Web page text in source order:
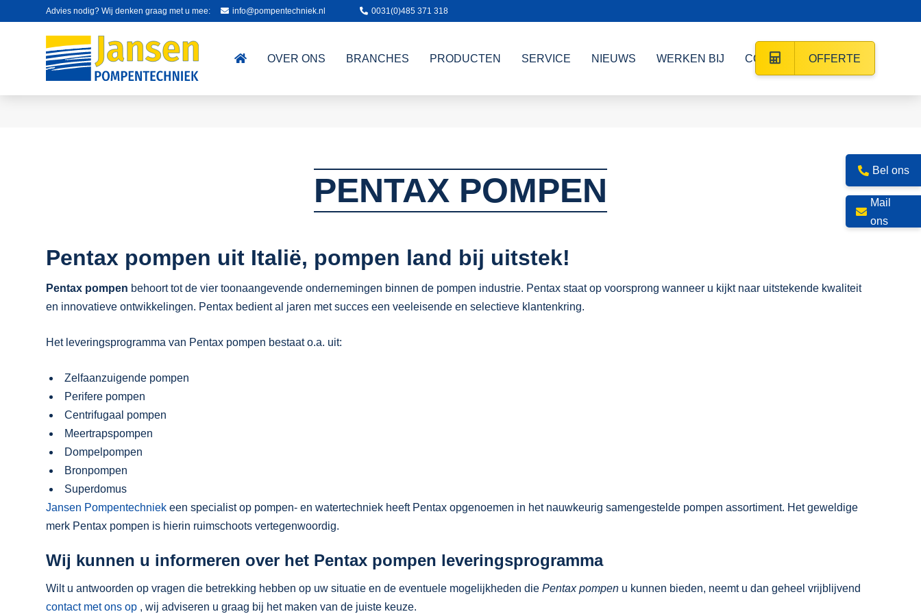
Advies nodig? Wij denken graag met u mee: info@pompentechniek.nl 0031(0)485 371 318
OVER ONS BRANCHES PRODUCTEN SERVICE NIEUWS WERKEN BIJ CONTACT OFFERTE
PENTAX POMPEN
Pentax pompen uit Italië, pompen land bij uitstek!
Pentax pompen behoort tot de vier toonaangevende ondernemingen binnen de pompen industrie. Pentax staat op voorsprong wanneer u kijkt naar uitstekende kwaliteit
en innovatieve ontwikkelingen. Pentax bedient al jaren met succes een veeleisende en selectieve klantenkring.
Het leveringsprogramma van Pentax pompen bestaat o.a. uit:
Zelfaanzuigende pompen
Perifere pompen
Centrifugaal pompen
Meertrapspompen
Dompelpompen
Bronpompen
Superdomus
Jansen Pompentechniek een specialist op pompen- en watertechniek heeft Pentax opgenoemen in het nauwkeurig samengestelde pompen assortiment. Het geweldige
merk Pentax pompen is hierin ruimschoots vertegenwoordig.
Wij kunnen u informeren over het Pentax pompen leveringsprogramma
Wilt u antwoorden op vragen die betrekking hebben op uw situatie en de eventuele mogelijkheden die Pentax pompen u kunnen bieden, neemt u dan geheel vrijblijvend
contact met ons op , wij adviseren u graag bij het maken van de juiste keuze.
Bel ons
Mail
ons